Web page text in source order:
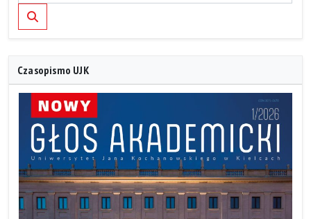
Szukaj
Czasopismo UJK